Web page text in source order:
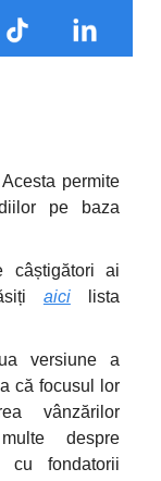
permite
pe baza
ai
aicilista
versiune a
că focusul lor
vânzărilor
despre
cu fondatorii